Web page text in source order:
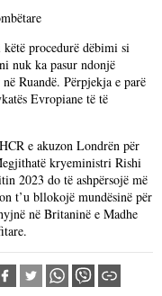
procedurë dëbimi si
nuk ka pasur ndonjë
Ruandë. Përpjekja e parë
Evropiane të të
e akuzon Londrën për
kryeministri Rishi
2023 do të ashpërsojë më
t’u bllokojë mundësinë për
në Britaninë e Madhe